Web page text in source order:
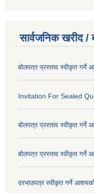
सार्वजनिक खरीद /
बोलपत्र प्रस्ताव स्वीकृत गर्ने
Invitation For Sealed
बोलपत्र प्रस्ताव स्वीकृत गर्ने
बोलपत्र प्रस्ताव स्वीकृत गर्ने
दरभाउपत्र स्वीकृत गर्ने